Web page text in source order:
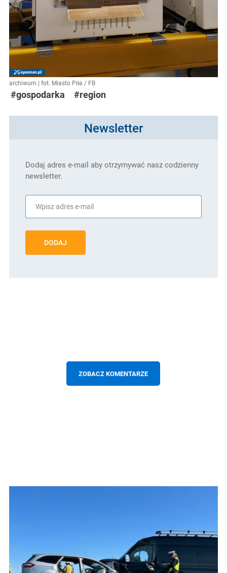
archiwum | fot. Miasto Piła / FB
#gospodarka #region
Newsletter
Dodaj adres e-mail aby otrzymywać nasz codzienny
newsletter.
DODAJ
ZOBACZ KOMENTARZE